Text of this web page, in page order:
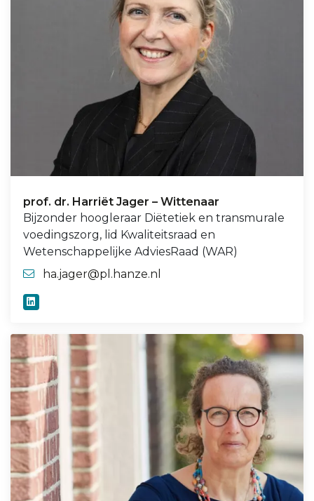
prof. dr. Harriët Jager – Wittenaar
Bijzonder hoogleraar Diëtetiek en transmurale
voedingszorg, lid Kwaliteitsraad en
Wetenschappelijke AdviesRaad (WAR)
ha.jager@pl.hanze.nl